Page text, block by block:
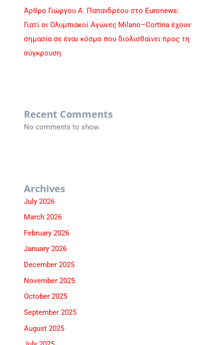
Άρθρο Γιώργου Α. Παπανδρέου στο Euronews:
Γιατί οι Ολυμπιακοί Αγώνες Milano–Cortina έχουν
σημασία σε έναν κόσμο που διολισθαίνει προς τη
σύγκρουση
Recent Comments
No comments to show.
Archives
July 2026
March 2026
February 2026
January 2026
December 2025
November 2025
October 2025
September 2025
August 2025